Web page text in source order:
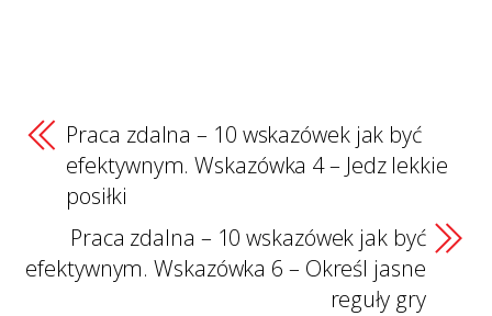
Praca zdalna – 10 wskazówek jak być
efektywnym. Wskazówka 4 – Jedz lekkie
posiłki
Praca zdalna – 10 wskazówek jak być
efektywnym. Wskazówka 6 – Określ jasne
reguły gry